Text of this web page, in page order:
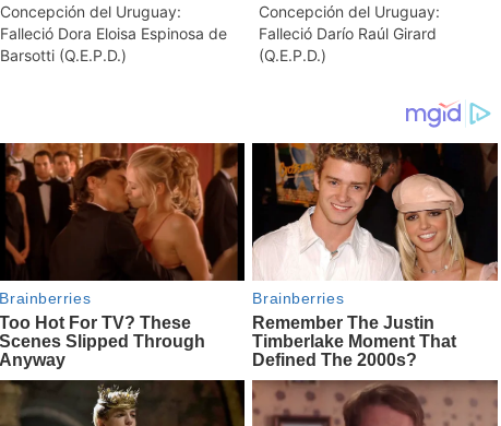
Concepción del Uruguay:
Falleció Dora Eloisa Espinosa de
Barsotti (Q.E.P.D.)
Concepción del Uruguay:
Falleció Darío Raúl Girard
(Q.E.P.D.)